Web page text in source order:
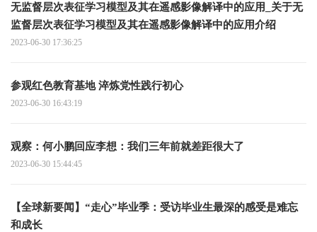
无监督层次表征学习模型及其在遥感影像解译中的应用_关于无
监督层次表征学习模型及其在遥感影像解译中的应用介绍
2023-06-30 17:36:25
参观红色教育基地 淬炼党性践行初心
2023-06-30 16:43:19
观察：何小鹏回应李想：我们三年前就差距很大了
2023-06-30 15:44:45
【全球新要闻】“走心”毕业季：受访毕业生最深的感受是难忘
和成长